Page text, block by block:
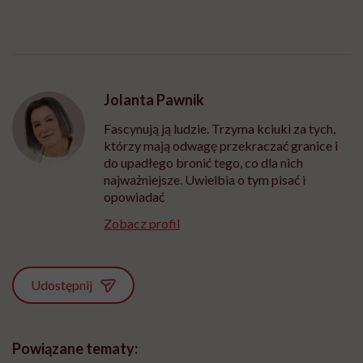
Jolanta Pawnik
Fascynują ją ludzie. Trzyma kciuki za tych,
którzy mają odwagę przekraczać granice i
do upadłego bronić tego, co dla nich
najważniejsze. Uwielbia o tym pisać i
opowiadać
Zobacz profil
Udostępnij
Powiązane tematy: